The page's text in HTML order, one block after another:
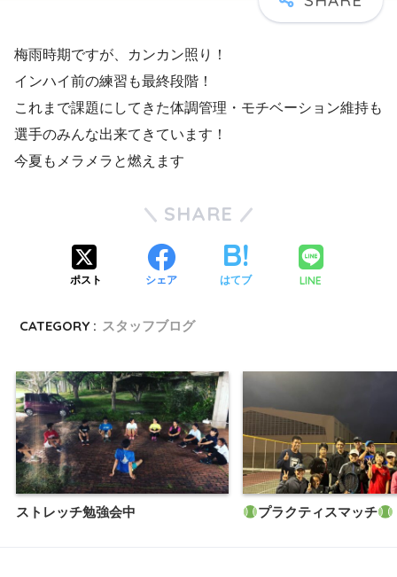
梅雨時期ですが、カンカン照り！
インハイ前の練習も最終段階！
これまで課題にしてきた体調管理・モチベーション維持も
選手のみんな出来てきています！
今夏もメラメラと燃えます
SHARE
ポスト シェア はてブ LINE
CATEGORY : スタッフブログ
ストレッチ勉強会中 プラクティスマッチ